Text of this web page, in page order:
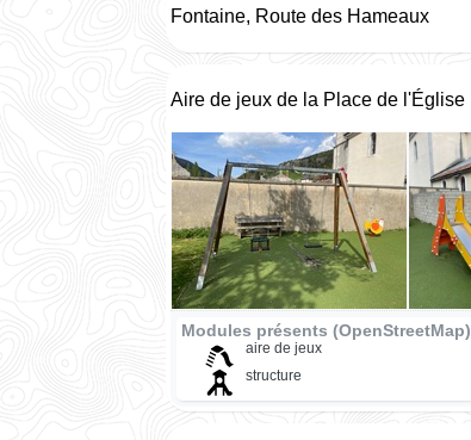
Fontaine, Route des Hameaux
Aire de jeux de la Place de l'Église
Modules présents (OpenStreetMap)
aire de jeux
structure